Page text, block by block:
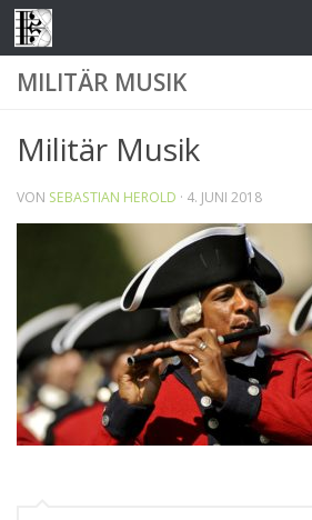
Zum Inhalt springen
MILITÄR MUSIK
Militär Musik
VON SEBASTIAN HEROLD · 4. JUNI 2018